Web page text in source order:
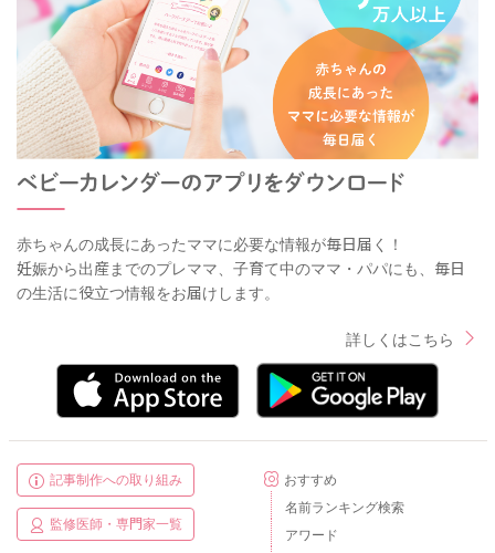
赤ちゃんの成長にあったママに必要な情報が毎日届く！
妊娠から出産までのプレママ、子育て中のママ・パパにも、毎日
の生活に役立つ情報をお届けします。
詳しくはこちら
記事制作への取り組み
監修医師・専門家一覧
おすすめ
名前ランキング検索
アワード